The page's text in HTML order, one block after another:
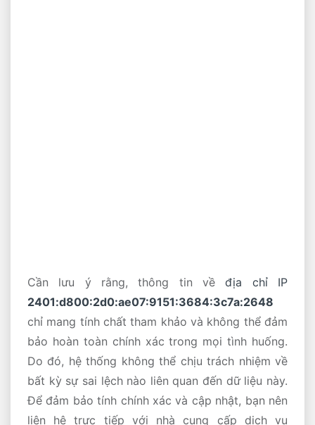
Cần lưu ý rằng, thông tin vềđịa chỉ IP
2401:d800:2d0:ae07:9151:3684:3c7a:2648
chỉ mang tính chất tham khảo và không thể đảm
bảo hoàn toàn chính xác trong mọi tình huống.
Do đó, hệ thống không thể chịu trách nhiệm về
bất kỳ sự sai lệch nào liên quan đến dữ liệu này.
Để đảm bảo tính chính xác và cập nhật, bạn nên
liên hệ trực tiếp với nhà cung cấp dịch vụ